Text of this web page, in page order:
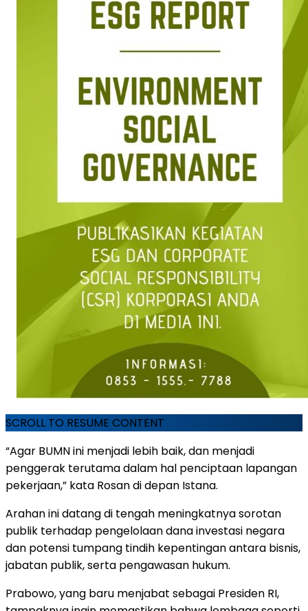
SCROLL TO RESUME CONTENT
“Agar BUMN ini menjadi lebih baik, dan menjadi
penggerak terutama dalam hal penciptaan lapangan
pekerjaan,” kata Rosan di depan Istana.
Arahan ini datang di tengah meningkatnya sorotan
publik terhadap pengelolaan dana investasi negara
dan potensi tumpang tindih kepentingan antara bisnis,
jabatan publik, serta pengawasan hukum.
Prabowo, yang baru menjabat sebagai Presiden RI,